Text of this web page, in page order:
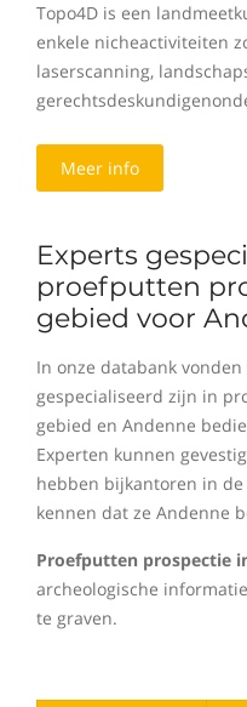
Topo4D is een
enkele nicheactiviteiten
laserscanning,
Meer info
Experts
proefputten
gebied voor
In onze databank
gespecialiseerd zijn in
gebied en Andenne
Experten kunnen
hebben bijkantoren in
kennen dat ze Andenne
Proefputten prospectie
archeologische
te graven.